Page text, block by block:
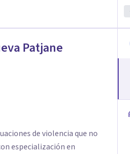
Patjane
de violencia que no
especialización en